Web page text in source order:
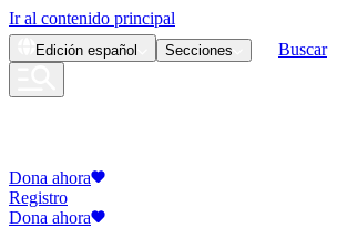
Ir al contenido principal
Edición español Secciones Buscar
Dona ahora
Registro
Dona ahora